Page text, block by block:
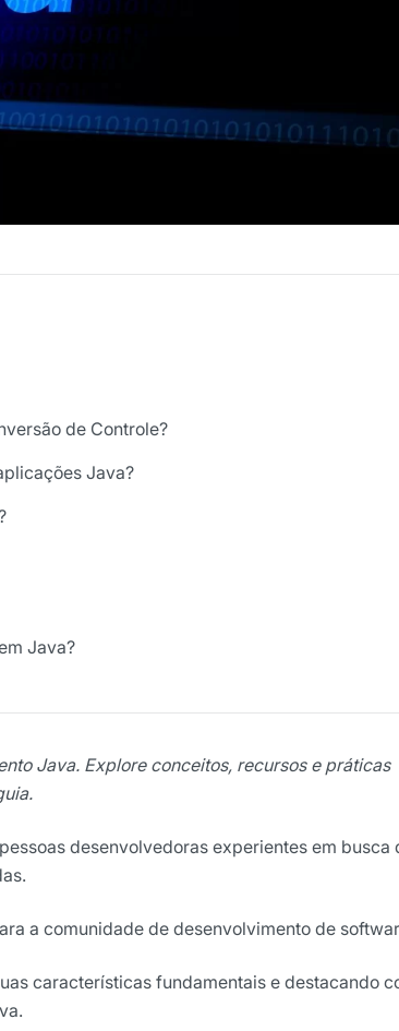
de Controle?
Java?
Java?
Java. Explore conceitos, recursos e práticas
desenvolvedoras experientes em busca
a comunidade de desenvolvimento de
características fundamentais e destacando